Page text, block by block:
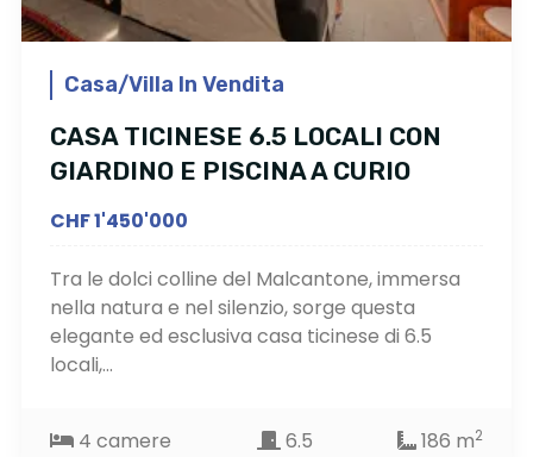
Casa/Villa In Vendita
CASA TICINESE 6.5 LOCALI CON
GIARDINO E PISCINA A CURIO
CHF 1'450'000
Tra le dolci colline del Malcantone, immersa
nella natura e nel silenzio, sorge questa
elegante ed esclusiva casa ticinese di 6.5
locali,...
4 camere 6.5 186 m2